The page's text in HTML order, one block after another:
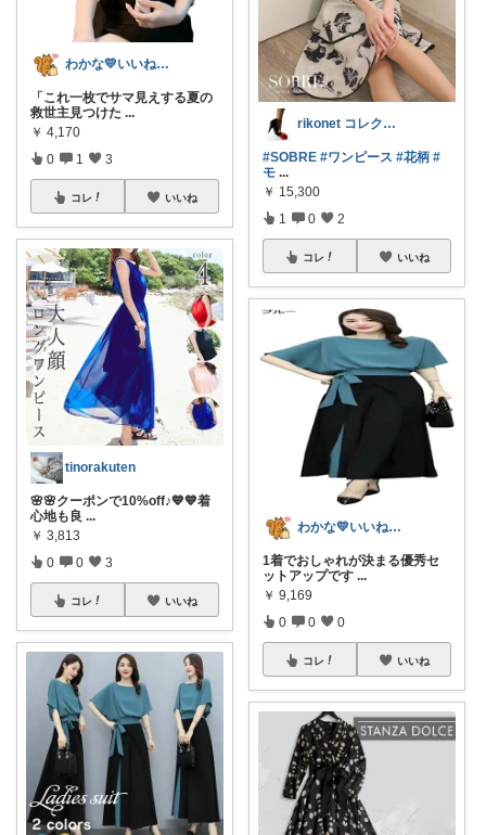
わかな💛いいね＆フォローに感謝💛
「これ一枚でサマ見えする夏の
救世主見つけた ...
￥ 4,170
0 1 3
コレ いいね
tinorakuten
🌸🌸クーポンで10%off♪💙💙着
心地も良 ...
￥ 3,813
0 0 3
コレ いいね
rikonet コレクション整理中
#SOBRE #ワンピース #花柄 #
モ ...
￥ 15,300
1 0 2
コレ いいね
わかな💛いいね＆フォローに感謝💛
1着でおしゃれが決まる優秀セ
ットアップです ...
￥ 9,169
0 0 0
コレ いいね